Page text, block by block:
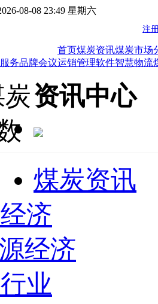
08-08 23:49 星期六
首页煤炭资讯煤炭市场
务品牌会议运销管理软件智慧物流
资讯中心
煤炭资讯
济
经济
业